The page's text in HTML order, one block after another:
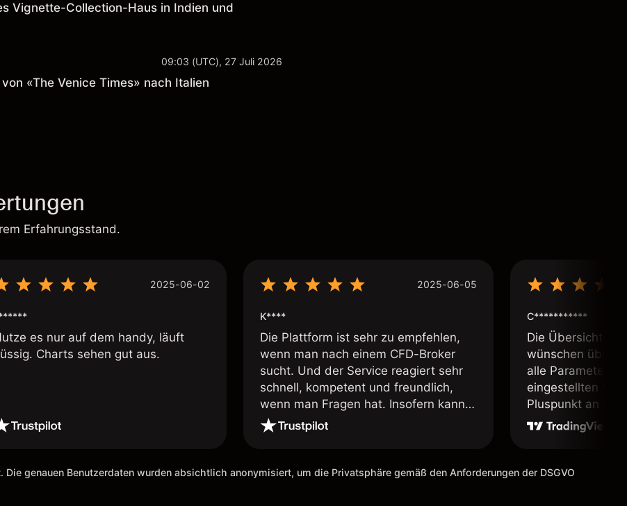
Vignette-Collection-Haus in Indien und
09:03 (UTC), 27 Juli 2026
«The Venice Times» nach Italien
Erfahrungsstand.
2025-06-02
es nur auf dem handy, läuft
Charts sehen gut aus.
2025-06-05
K****
Die Plattform ist sehr zu empfehlen,
wenn man nach einem CFD-Broker
sucht. Und der Service reagiert sehr
schnell, kompetent und freundlich,
wenn man Fragen hat. Insofern kann
ich den Dienstleister uneingeschränkt
vorher im Demokonto geübt hat. Ein
C***********
Die
wünschen übrig.
alle Parameter in
eingestellten
Pluspunkt an
genauen Benutzerdaten wurden absichtlich anonymisiert, um die Privatsphäre gemäß den Anforderungen der DSGVO